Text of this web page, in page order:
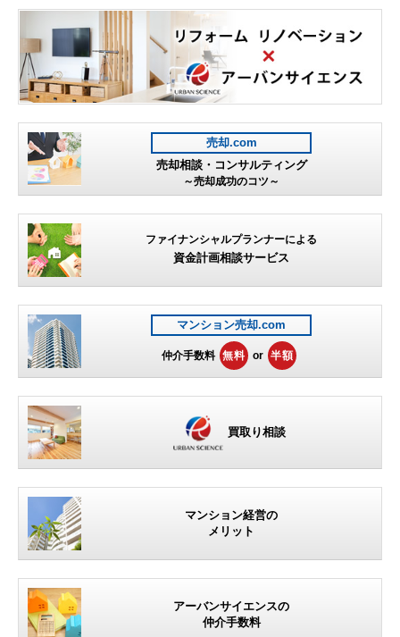
売却.com
売却相談・コンサルティング
～売却成功のコツ～
ファイナンシャルプランナーによる
資金計画相談サービス
マンション売却.com
仲介手数料 無料 or 半額
買取り相談
マンション経営の
メリット
アーバンサイエンスの
仲介手数料